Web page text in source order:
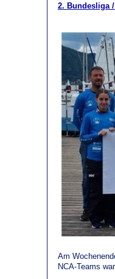
2. Bundesliga
Am
NCA-Teams